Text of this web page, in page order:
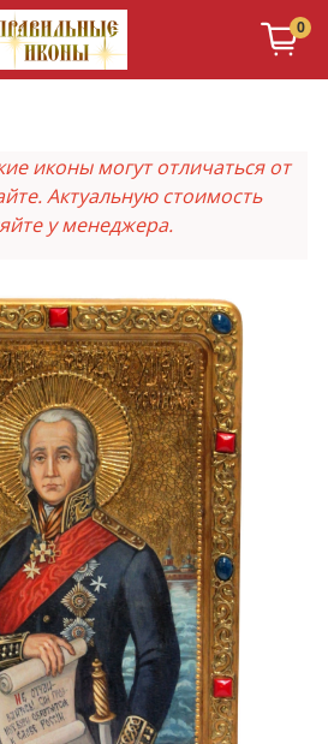
0
иконы могут отличаться от
Актуальную стоимость
у менеджера.